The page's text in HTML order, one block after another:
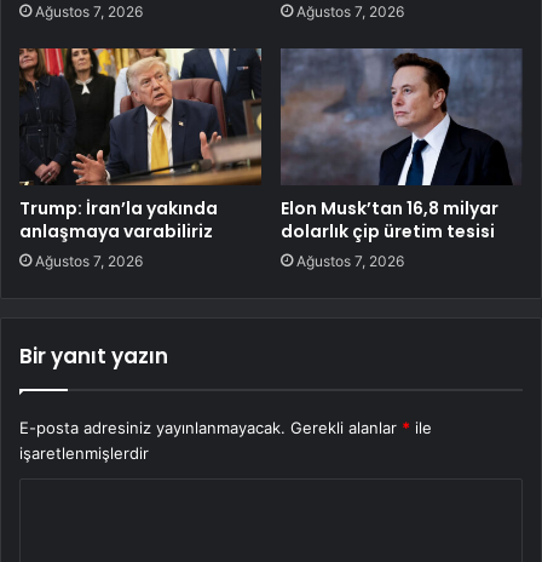
Ağustos 7, 2026 Ağustos 7, 2026
Trump: İran’la yakında
anlaşmaya varabiliriz
Ağustos 7, 2026
Elon Musk’tan 16,8 milyar
dolarlık çip üretim tesisi
Ağustos 7, 2026
Bir yanıt yazın
E-posta adresiniz yayınlanmayacak. Gerekli alanlar * ile
işaretlenmişlerdir